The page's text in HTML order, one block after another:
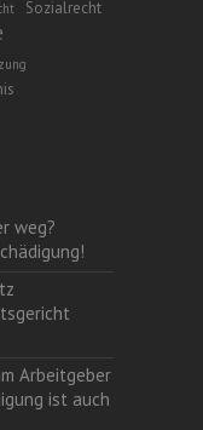
Sozialrecht
weg?
Arbeitgeber
ist auch